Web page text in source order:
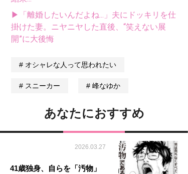
▶「離婚したいんだよね...」夫にドッキリを仕
掛けた妻。ニヤニヤした直後、“笑えない展
開”に大後悔
オシャレな人って思われたい
スニーカー 峰なゆか
あなたにおすすめ
2026.03.27
41歳独身、自らを「汚物」